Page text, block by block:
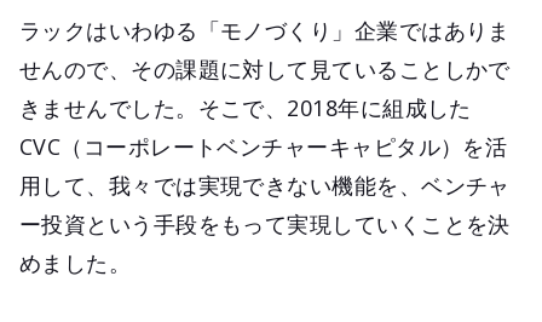
ラックはいわゆる「モノづくり」企業ではありま
せんので、その課題に対して見ていることしかで
きませんでした。そこで、2018年に組成した
CVC（コーポレートベンチャーキャピタル）を活
用して、我々では実現できない機能を、ベンチャ
ー投資という手段をもって実現していくことを決
めました。